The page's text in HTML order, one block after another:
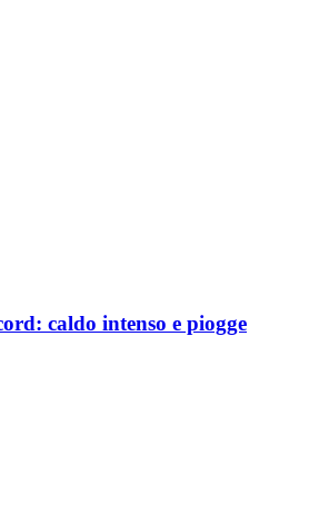
caldo intenso e piogge